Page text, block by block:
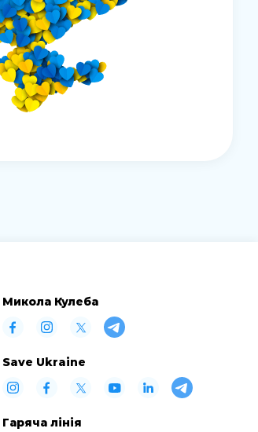
Микола Кулеба
Save Ukraine
Гаряча лінія